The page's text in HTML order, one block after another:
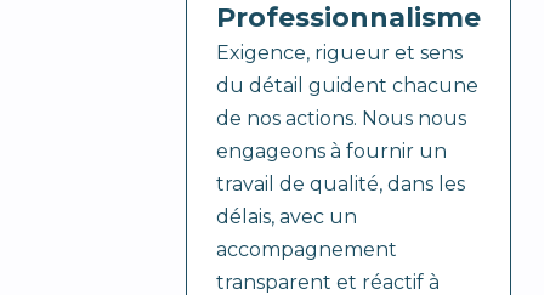
Professionnalisme
Exigence, rigueur et sens
du détail guident chacune
de nos actions. Nous nous
engageons à fournir un
travail de qualité, dans les
délais, avec un
accompagnement
transparent et réactif à